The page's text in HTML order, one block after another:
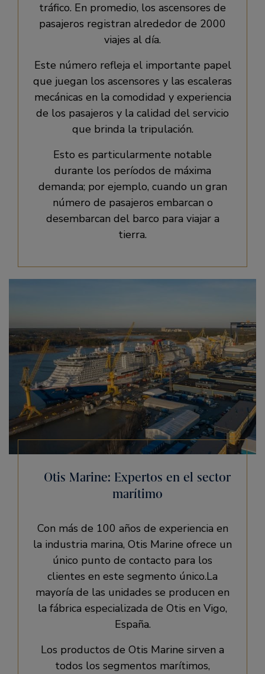
tráfico. En promedio, los ascensores de
pasajeros registran alrededor de 2000
viajes al día.
Este número refleja el importante papel
que juegan los ascensores y las escaleras
mecánicas en la comodidad y experiencia
de los pasajeros y la calidad del servicio
que brinda la tripulación.
Esto es particularmente notable
durante los períodos de máxima
demanda; por ejemplo, cuando un gran
número de pasajeros embarcan o
desembarcan del barco para viajar a
tierra.
Otis Marine: Expertos en el sector
marítimo
Con más de 100 años de experiencia en
la industria marina, Otis Marine ofrece un
único punto de contacto para los
clientes en este segmento único.La
mayoría de las unidades se producen en
la fábrica especializada de Otis en Vigo,
España.
Los productos de Otis Marine sirven a
todos los segmentos marítimos,